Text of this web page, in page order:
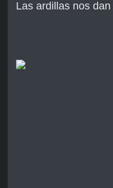
Las ardillas nos